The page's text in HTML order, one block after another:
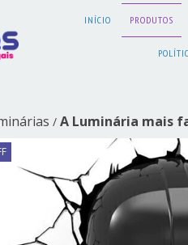
INÍCIO PRODUTOS
/ A Luminária mais